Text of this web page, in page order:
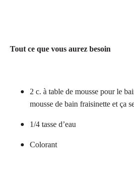
Tout ce que vous aurez besoin
2 c. à table de mousse pour le
mousse de bain fraisinette et ça
1/4 tasse d’eau
Colorant